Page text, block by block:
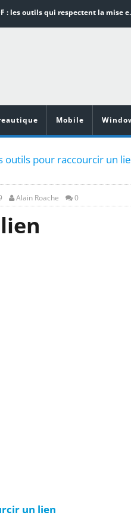
Word en
Vidéoprojecteurs Asus : Top 6 des meilleurs modèles de la marque
Mobile
outils pour raccourcir un
Alain Roache 0
un lien